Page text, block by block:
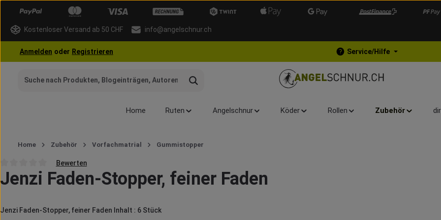
Hauptinhalt springen
Zur Suche springen
Zur Hauptnavigation springen
Kostenloser Versand ab 50 CHF info@angelschnur.ch
Anmelden oder Registrieren Service/Hilfe
Home Ruten Angelschnur Köder Rollen Zubehör
Home Zubehör Vorfachmatrial Gummistopper
Durchschnittliche Bewertung von 0 von 5 Sternen
Bewerten
Jenzi Faden-Stopper, feiner Faden
Jenzi Faden-Stopper, feiner Faden Inhalt : 6 Stück